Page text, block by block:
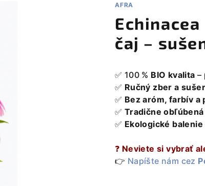
AFRA
čaj –
✅ 100 % BIO kvalita –
✅ Ručný zber a
✅ Bez aróm, farbív a
✅ Tradične
✅ Ekologické balenie
❓ Neviete si vybrať
👉 Napíšte nám cez